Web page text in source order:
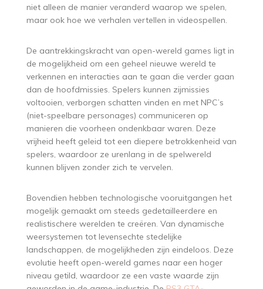
niet alleen de manier veranderd waarop we spelen,
maar ook hoe we verhalen vertellen in videospellen.
De aantrekkingskracht van open-wereld games ligt in
de mogelijkheid om een geheel nieuwe wereld te
verkennen en interacties aan te gaan die verder gaan
dan de hoofdmissies. Spelers kunnen zijmissies
voltooien, verborgen schatten vinden en met NPC’s
(niet-speelbare personages) communiceren op
manieren die voorheen ondenkbaar waren. Deze
vrijheid heeft geleid tot een diepere betrokkenheid van
spelers, waardoor ze urenlang in de spelwereld
kunnen blijven zonder zich te vervelen.
Bovendien hebben technologische vooruitgangen het
mogelijk gemaakt om steeds gedetailleerdere en
realistischere werelden te creëren. Van dynamische
weersystemen tot levensechte stedelijke
landschappen, de mogelijkheden zijn eindeloos. Deze
evolutie heeft open-wereld games naar een hoger
niveau getild, waardoor ze een vaste waarde zijn